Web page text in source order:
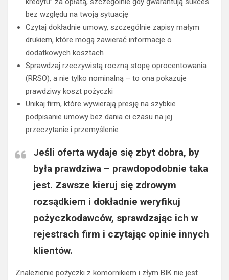
bez względu na twoją sytuację
Czytaj dokładnie umowy, szczególnie zapisy małym
drukiem, które mogą zawierać informacje o
dodatkowych kosztach
Sprawdzaj rzeczywistą roczną stopę oprocentowania
(RRSO), a nie tylko nominalną – to ona pokazuje
prawdziwy koszt pożyczki
Unikaj firm, które wywierają presję na szybkie
podpisanie umowy bez dania ci czasu na jej
przeczytanie i przemyślenie
Jeśli oferta wydaje się zbyt dobra, by
była prawdziwa – prawdopodobnie taka
jest. Zawsze kieruj się zdrowym
rozsądkiem i dokładnie weryfikuj
pożyczkodawców, sprawdzając ich w
rejestrach firm i czytając opinie innych
klientów.
Znalezienie pożyczki z komornikiem i złym BIK nie jest